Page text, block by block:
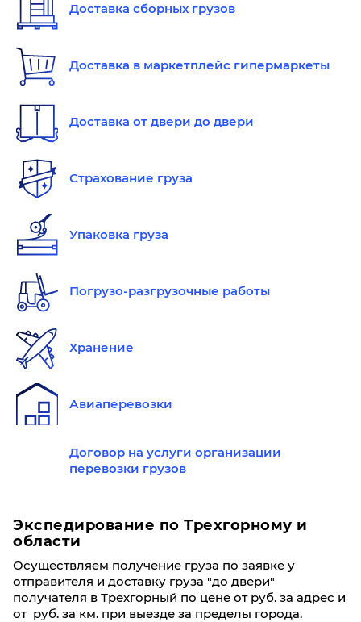
Доставка сборных грузов
Доставка в маркетплейс гипермаркеты
Доставка от двери до двери
Страхование груза
Упаковка груза
Погрузо-разгрузочные работы
Хранение
Авиаперевозки
Договор на услуги организации
перевозки грузов
Экспедирование по Трехгорному и
области
Осуществляем получение груза по заявке у
отправителя и доставку груза "до двери"
получателя в Трехгорный по цене от руб. за адрес и
от руб. за км. при выезде за пределы города.